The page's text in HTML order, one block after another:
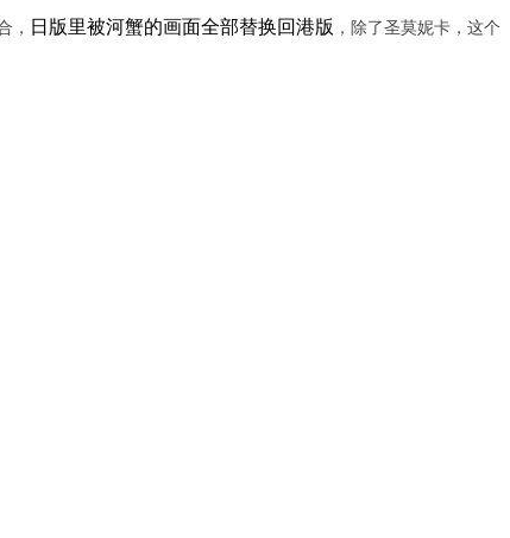
， 日版里被河蟹的画面全部替换回港版 ，除了圣莫妮卡，这个